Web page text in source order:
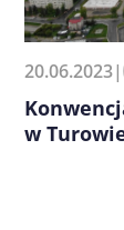
20.06.2023|
w